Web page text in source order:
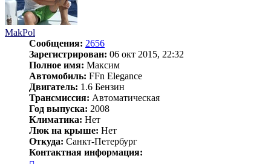
MakPol
Сообщения: 2656
Зарегистрирован: 06 окт 2015, 22:32
Полное имя: Максим
Автомобиль: FFn Elegance
Двигатель: 1.6 Бензин
Трансмиссия: Автоматическая
Год выпуска: 2008
Климатика: Нет
Люк на крыше: Нет
Откуда: Санкт-Петербург
Контактная информация: